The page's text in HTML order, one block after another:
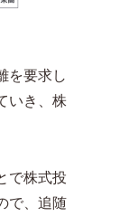
を要求し
いき、株
で株式投
で、追随